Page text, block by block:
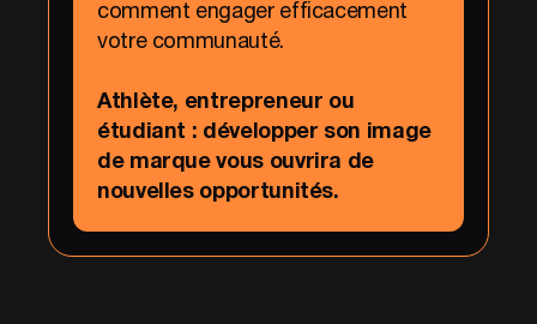
comment engager efficacement
votre communauté.
Athlète, entrepreneur ou
étudiant : développer son image
de marque vous ouvrira de
nouvelles opportunités.